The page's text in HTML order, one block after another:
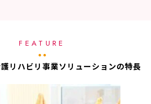
FEATURE
リハビリ事業ソリューションの特長